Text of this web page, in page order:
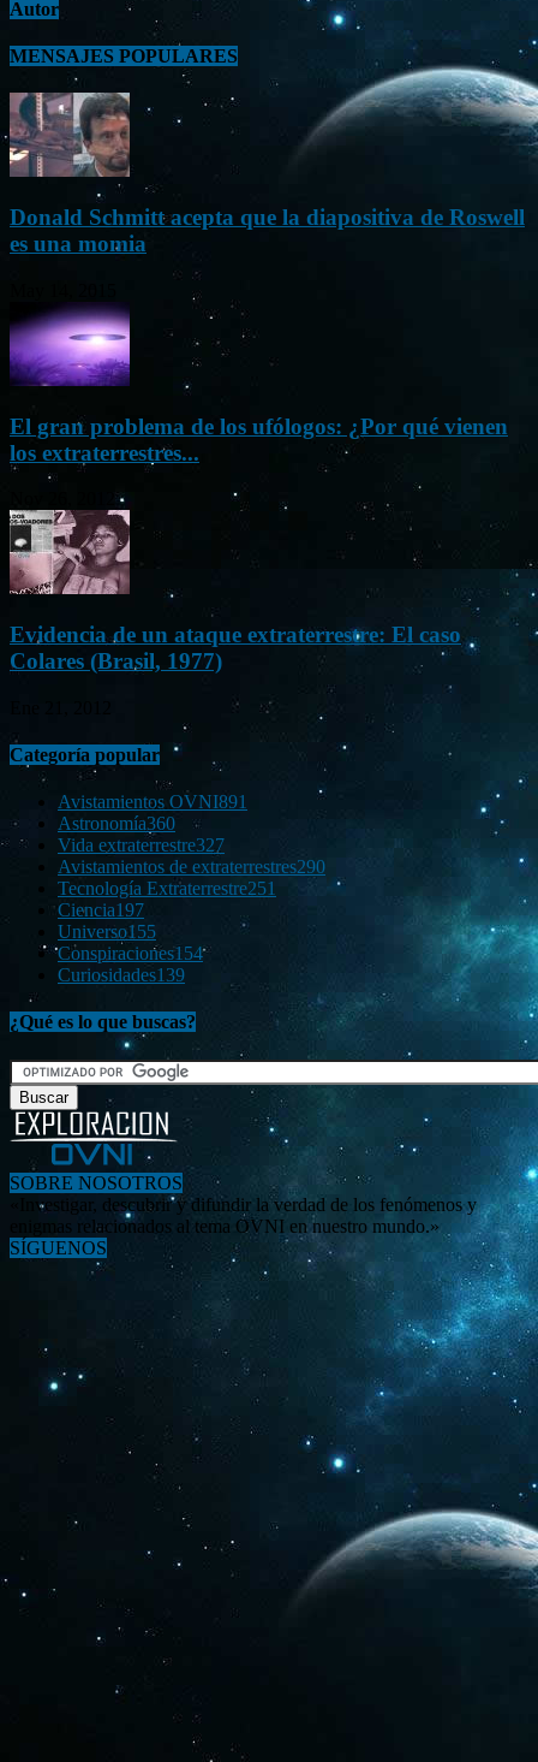
Autor
MENSAJES POPULARES
Donald Schmitt acepta que la diapositiva de Roswell
es una momia
El gran problema de los ufólogos: ¿Por qué vienen
los extraterrestres...
Evidencia de un ataque extraterrestre: El caso
Colares (Brasil, 1977)
Categoría popular
Avistamientos OVNI891
Astronomía360
Vida extraterrestre327
Avistamientos de extraterrestres290
Tecnología Extraterrestre251
Ciencia197
Universo155
Conspiraciones154
Curiosidades139
¿Qué es lo que buscas?
SOBRE NOSOTROS
«Investigar, descubrir y difundir la verdad de los fenómenos y
enigmas relacionados al tema OVNI en nuestro mundo.»
SÍGUENOS